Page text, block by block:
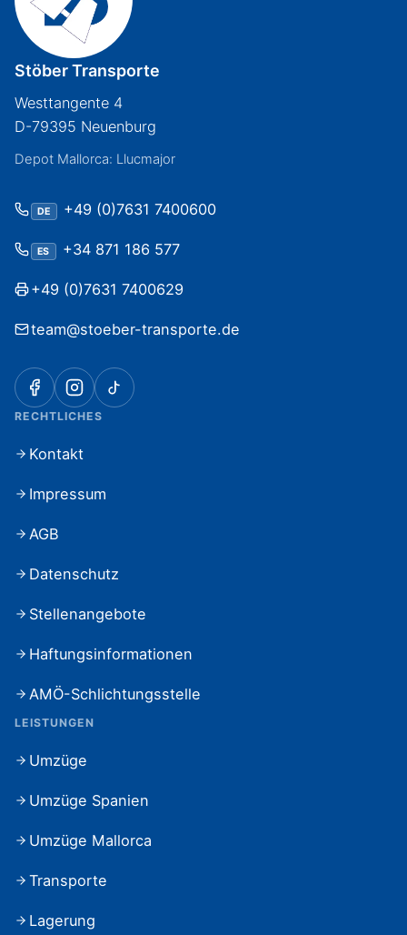
Stöber Transporte
Westtangente 4
D-79395 Neuenburg
Depot Mallorca: Llucmajor
DE +49 (0)7631 7400600
ES +34 871 186 577
+49 (0)7631 7400629
team@stoeber-transporte.de
RECHTLICHES
Kontakt
Impressum
AGB
Datenschutz
Stellenangebote
Haftungsinformationen
AMÖ-Schlichtungsstelle
LEISTUNGEN
Umzüge
Umzüge Spanien
Umzüge Mallorca
Transporte
Lagerung